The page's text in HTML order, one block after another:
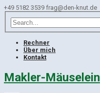
+49 5182 3539 frag@den-knut.de
Rechner
Über mich
Kontakt
Makler-Mäuselein